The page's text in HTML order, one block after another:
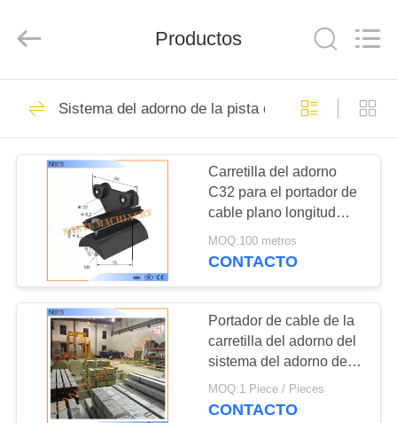
INICIO
PRODUCTOS
SOBRE
NOSOTROS
VISITA
FÁBRICA
Proveedor.
Copyright
2020
component.com.
Polipasto eléctrico
de cable
Carro del extremo
de la grúa
64
Productos
Sistema del adorno de la pista de C
Carretilla del adorno
C32 para el portador de
cable plano longitud
32mm*30mm*1.5m m de
los 4m o de los 6m
MOQ:100 metros
CONTACTO
Portador de cable de la
carretilla del adorno del
sistema del adorno de la
pista de la resistencia a
la corrosión C
MOQ:1 Piece / Pieces
CONTACTO